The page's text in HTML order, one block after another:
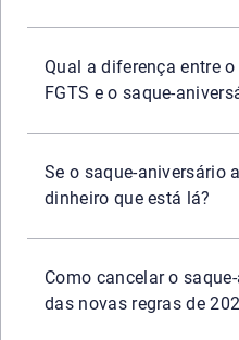
Qual a diferença entre
FGTS e o saque-
Se o saque-aniversário
dinheiro que está lá?
Como cancelar o
das novas regras de